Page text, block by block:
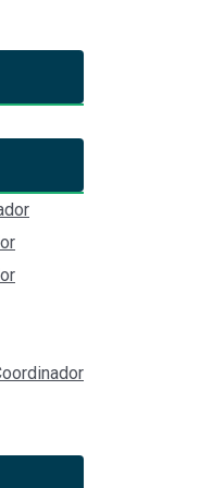
Anticorrupción de
Anticorrupción de